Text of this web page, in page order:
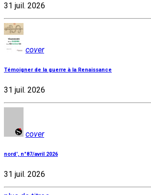
31 juil. 2026
cover
Témoigner de la guerre à la Renaissance
31 juil. 2026
cover
nord', n°87/avril 2026
31 juil. 2026